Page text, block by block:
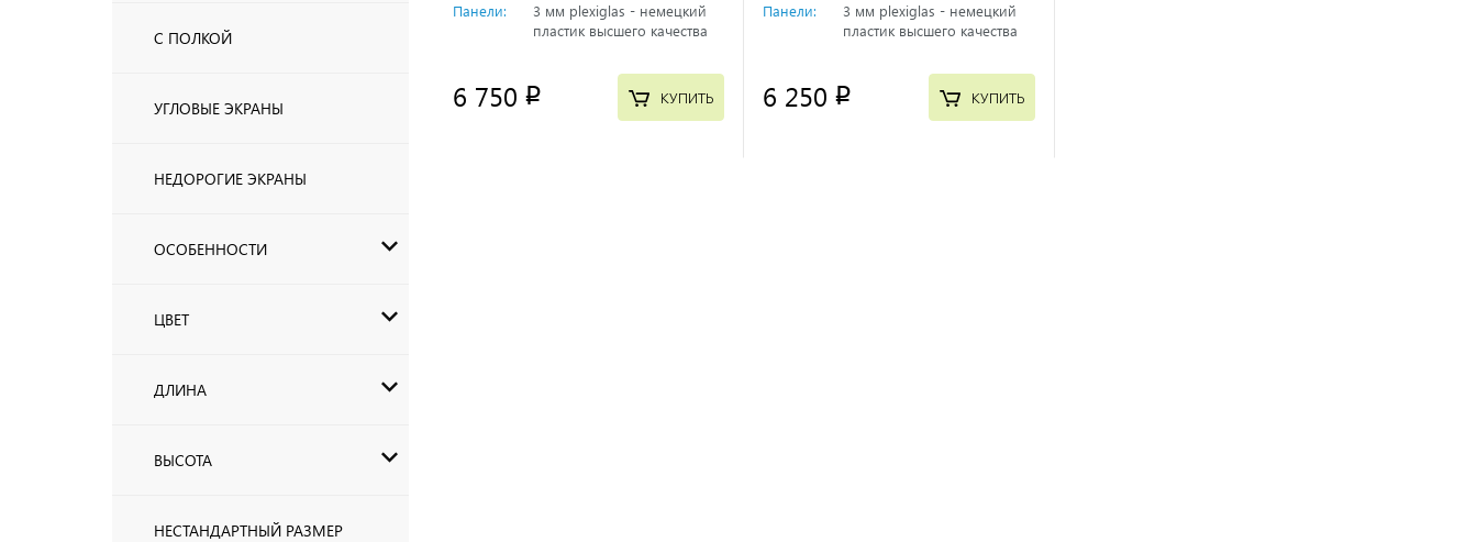
С ПОЛКОЙ
УГЛОВЫЕ ЭКРАНЫ
НЕДОРОГИЕ ЭКРАНЫ
ОСОБЕННОСТИ
ЦВЕТ
ДЛИНА
ВЫСОТА
НЕСТАНДАРТНЫЙ РАЗМЕР
Панели:
3 мм plexiglas - немецкий
пластик высшего качества
6 750 p КУПИТЬ
Панели:
3 мм plexiglas - немецкий
пластик высшего качества
6 250 p КУПИТЬ